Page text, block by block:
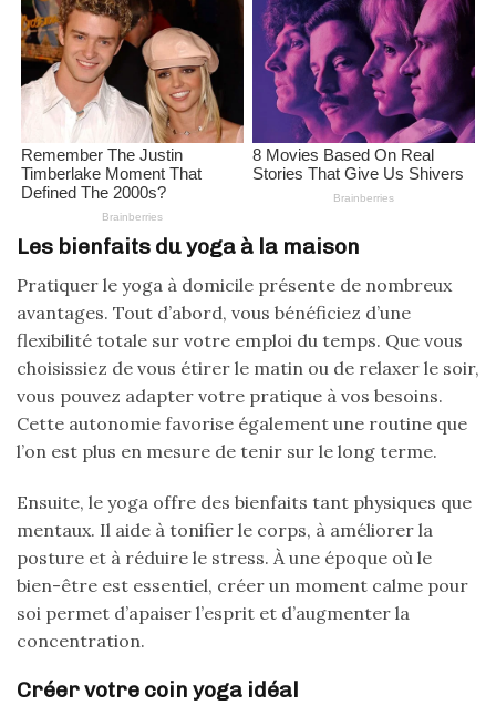
Les bienfaits du yoga à la maison
Pratiquer le yoga à domicile présente de nombreux
avantages. Tout d’abord, vous bénéficiez d’une
flexibilité totale sur votre emploi du temps. Que vous
choisissiez de vous étirer le matin ou de relaxer le soir,
vous pouvez adapter votre pratique à vos besoins.
Cette autonomie favorise également une routine que
l’on est plus en mesure de tenir sur le long terme.
Ensuite, le yoga offre des bienfaits tant physiques que
mentaux. Il aide à tonifier le corps, à améliorer la
posture et à réduire le stress. À une époque où le
bien-être est essentiel, créer un moment calme pour
soi permet d’apaiser l’esprit et d’augmenter la
concentration.
Créer votre coin yoga idéal